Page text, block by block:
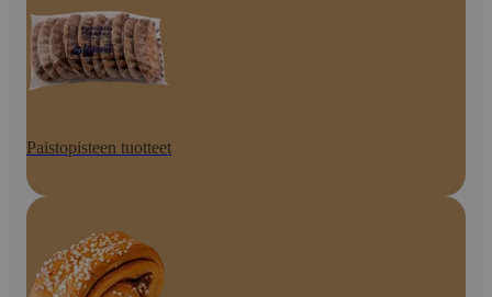
Paistopisteen tuotteet